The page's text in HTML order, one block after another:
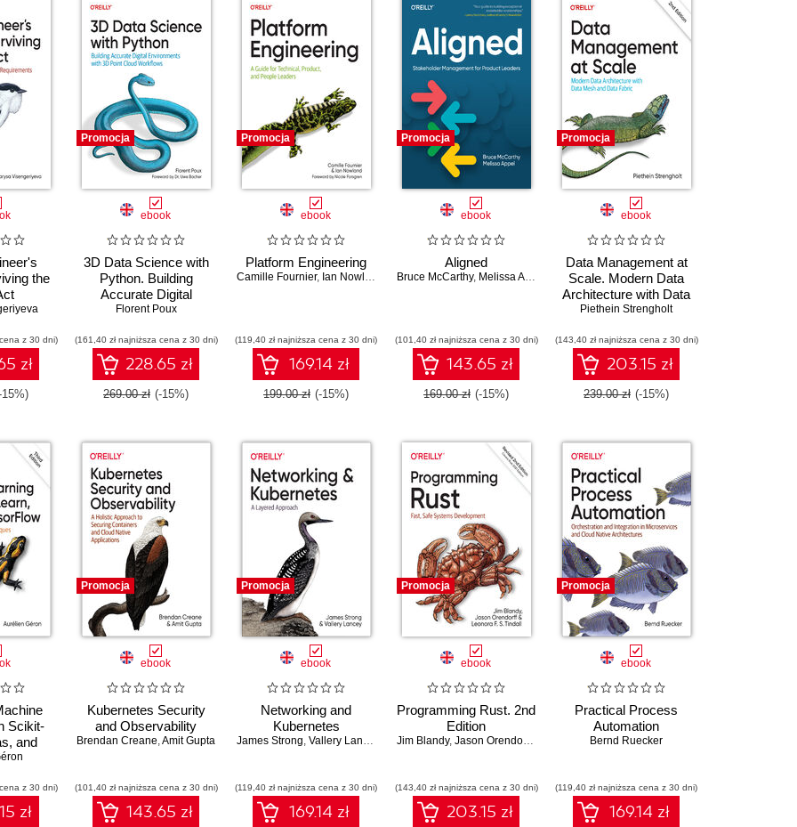
the
z 30 dni)
zł
15%)
Promocja
ebook
3D Data Science with
Python. Building
Accurate Digital
Environments with 3D
Florent Poux
(161,40 zł najniższa cena z 30 dni)
228.65 zł
269.00 zł (-15%)
Promocja
ebook
Platform Engineering
Camille Fournier, Ian Nowland
(119,40 zł najniższa cena z 30 dni)
169.14 zł
199.00 zł (-15%)
Promocja
ebook
Aligned
Bruce McCarthy, Melissa Appel
(101,40 zł najniższa cena z 30 dni)
143.65 zł
169.00 zł (-15%)
Promocja
ebook
Data Management at
Scale. Modern Data
Architecture with Data
Mesh and Data Fabric.
Piethein Strengholt
(143,40 zł najniższa cena z 30 dni)
203.15 zł
239.00 zł (-15%)
Scikit-
and
Edition
z 30 dni)
zł
Promocja
ebook
Kubernetes Security
and Observability
Brendan Creane,Amit Gupta
(101,40 zł najniższa cena z 30 dni)
143.65 zł
Promocja
ebook
Networking and
Kubernetes
James Strong, Vallery Lancey
(119,40 zł najniższa cena z 30 dni)
169.14 zł
Promocja
ebook
Programming Rust. 2nd
Edition
Jim Blandy, Jason Orendorff , Leonora F . S. Tindall
(143,40 zł najniższa cena z 30 dni)
203.15 zł
Promocja
ebook
Practical Process
Automation
Bernd Ruecker
(119,40 zł najniższa cena z 30 dni)
169.14 zł